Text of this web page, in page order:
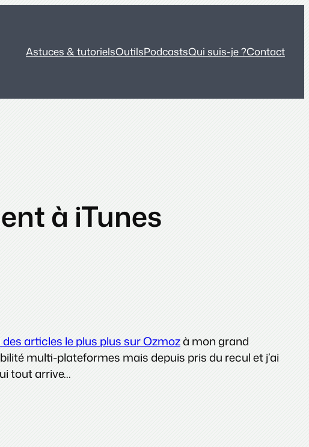
Astuces & tutorielsOutilsPodcastsQui suis-je ?Contact
à iTunes
des articles le plus plus sur Ozmozà mon grand
multi-plateformes mais depuis pris du recul et j’ai
tout arrive…